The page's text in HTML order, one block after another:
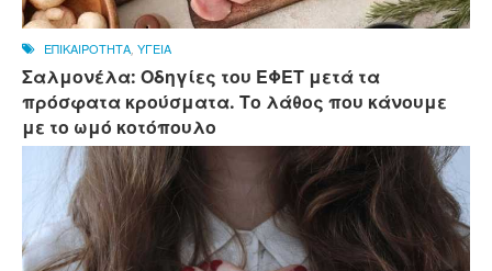
ΕΠΙΚΑΙΡΟΤΗΤΑ, ΥΓΕΙΑ
Σαλμονέλα: Οδηγίες του ΕΦΕΤ μετά τα
πρόσφατα κρούσματα. Το λάθος που κάνουμε
με το ωμό κοτόπουλο